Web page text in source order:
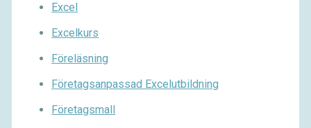
Excel
Excelkurs
Föreläsning
Företagsanpassad Excelutbildning
Företagsmall